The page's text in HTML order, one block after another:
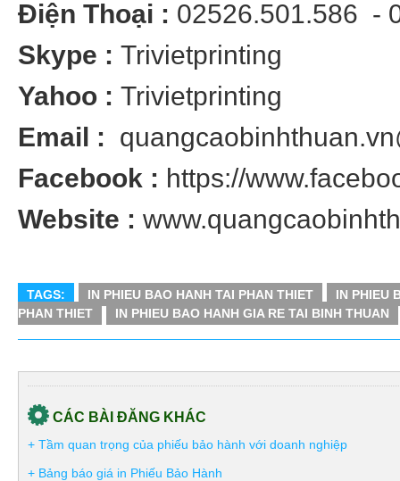
Điện Thoại : 02526.501.586 -
Skype :
Yahoo : Trivietprinting
Email :
Facebook : https://
Website :
TAGS: IN PHIEU BAO HANH TAI PHAN THIET
IN PHIEU
PHAN THIET
IN PHIEU BAO HANH GIA RE TAI BINH THUAN
CÁC BÀI ĐĂNG KHÁC
+ Tầm quan trọng của phiếu bảo hành với doanh nghiệp
+ Bảng báo giá in Phiếu Bảo Hành